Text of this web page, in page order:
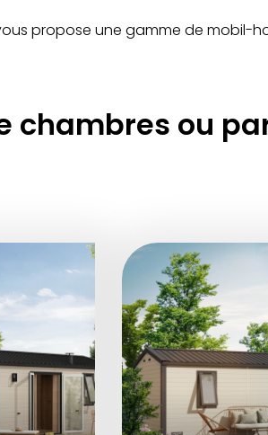
propose une gamme de mobil-
chambres ou